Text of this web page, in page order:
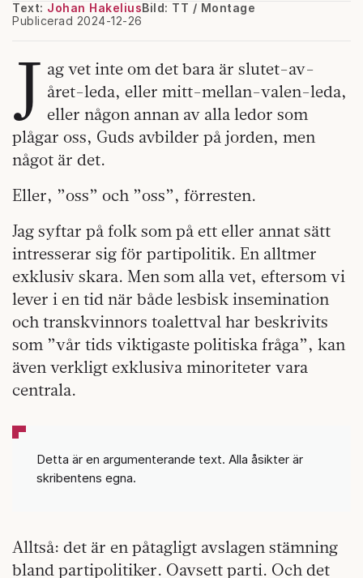
Text: Johan Hakelius
Publicerad 2024-12-26
Bild: TT / Montage
J ag vet inte om det bara är slutet-av-
året-leda, eller mitt-mellan-valen-leda,
eller någon annan av alla ledor som
plågar oss, Guds avbilder på jorden, men
något är det.
Eller, ”oss” och ”oss”, förresten.
Jag syftar på folk som på ett eller annat sätt
intresserar sig för partipolitik. En alltmer
exklusiv skara. Men som alla vet, eftersom vi
lever i en tid när både lesbisk insemination
och transkvinnors toalettval har beskrivits
som ”vår tids viktigaste politiska fråga”, kan
även verkligt exklusiva minoriteter vara
centrala.
Detta är en argumenterande text. Alla åsikter är
skribentens egna.
Alltså: det är en påtagligt avslagen stämning
bland partipolitiker. Oavsett parti. Och det